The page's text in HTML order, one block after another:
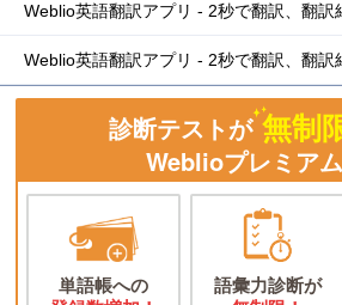
Weblio英語翻訳アプリ - 2秒で翻訳、翻訳
Weblio英語翻訳アプリ - 2秒で翻訳、翻訳
診断テストが 無制
Weblioプレミア
単語帳への
語彙力診断が